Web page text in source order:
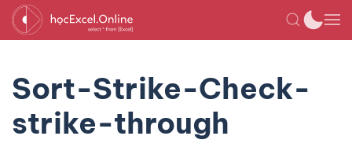
Sort-Strike-Check-
strike-through